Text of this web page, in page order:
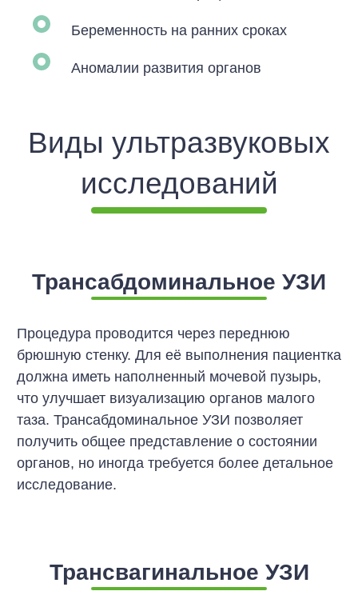
Беременность на ранних сроках
Аномалии развития органов
Виды ультразвуковых
исследований
Трансабдоминальное УЗИ
Процедура проводится через переднюю
брюшную стенку. Для её выполнения пациентка
должна иметь наполненный мочевой пузырь,
что улучшает визуализацию органов малого
таза. Трансабдоминальное УЗИ позволяет
получить общее представление о состоянии
органов, но иногда требуется более детальное
исследование.
Трансвагинальное УЗИ